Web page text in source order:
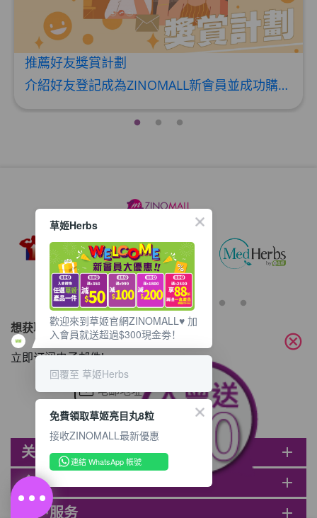
推薦好友獎賞計劃
介紹好友登記成為ZINOMALL新會員並成功購物，您即可獲得$50Mall Dollar現金回贈，你的好友亦可同時獲得$50Mall Dollar現金回贈。 **舊會員必須完成首張訂單才可開通邀請好友獎賞計劃** 1. 舊會員可於 我的帳戶>>>邀請好友獎賞 中找到 好友推薦碼 (紅圈位置) 2. 會員可複製好友推薦碼並透過 Whatsapp / Facebook / Email分享給自己好友。推薦好友次數不限，介紹愈多新朋友，可獲得愈多Mall Dollar現金回贈。 3. 好友
想获取最新的优惠资讯？
立即订阅电子邮件!
关于ZINOMALL add
会员 add
客户服务 add
cancel
草姬Herbs
歡迎來到草姬官網ZINOMALL♥️ 加
入會員就送超過$300現金劵！
回覆至 草姬Herbs
免費領取草姬亮目丸8粒
接收ZINOMALL最新優惠
連結 WhatsApp 帳號